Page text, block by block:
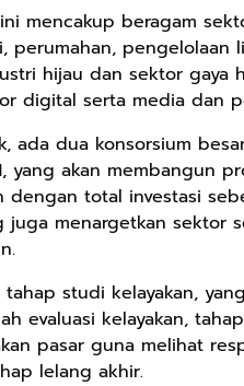
mencakup beragam
perumahan, pengelolaan
hijau dan sektor gaya
digital serta media dan
ada dua konsorsium
yang akan membangun
total investasi
juga menargetkan
studi kelayakan,
evaluasi kelayakan,
pasar guna melihat
lelang akhir.
Kisah Nyata
Uskup Giulio
Mencuccini, C.P
di Kalimantan
Barat
Google Book